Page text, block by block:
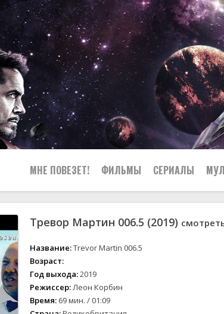
МНЕ ПОВЕЗЕТ! ФИЛЬМЫ СЕРИАЛЫ
Тревор Мартин 006.5 (2019)
Название:Trevor Martin 006.5
Возраст:
Год выхода:2019
Режиссер:Леон Корбин
Время: 69 мин. / 01:09